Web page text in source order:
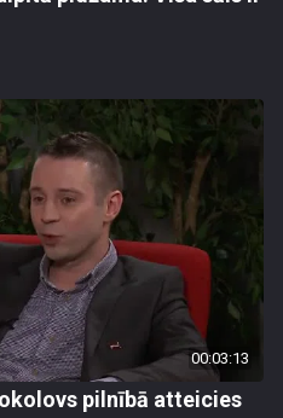
00:03:13
pilnībā atteicies